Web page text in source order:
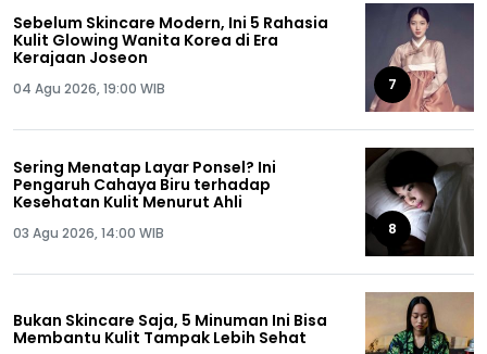
Sebelum Skincare Modern, Ini 5 Rahasia
Kulit Glowing Wanita Korea di Era
Kerajaan Joseon
04 Agu 2026, 19:00 WIB 7
Sering Menatap Layar Ponsel? Ini
Pengaruh Cahaya Biru terhadap
Kesehatan Kulit Menurut Ahli
03 Agu 2026, 14:00 WIB 8
Bukan Skincare Saja, 5 Minuman Ini Bisa
Membantu Kulit Tampak Lebih Sehat